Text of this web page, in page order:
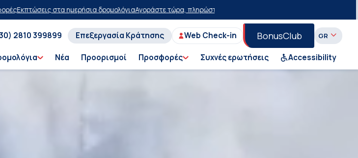
Αγοράστε τώρα, πληρώστε αργότερα με έκπτωση 15 ευρώ!50% έκπτωση στο εισιτήριο του Ι.Χ. στη Γραμμή
2810 399899 Επεξεργασία Κράτησης Web Check-in BonusClub
Νέα Προορισμοί Προσφορές Συχνές ερωτήσεις Accessibility